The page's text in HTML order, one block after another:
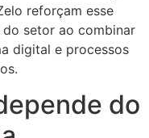
reforçam esse
setor ao combinar
digital e processos
do